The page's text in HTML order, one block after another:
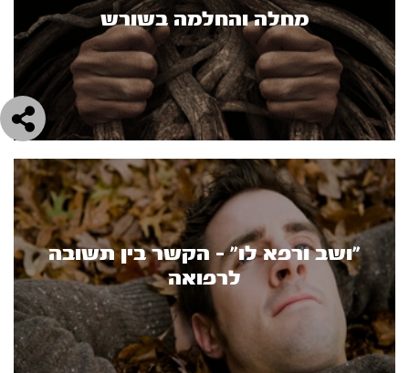
מחלה והחלמה בשורש
"ושב ורפא לו" - הקשר בין תשובה
לרפואה